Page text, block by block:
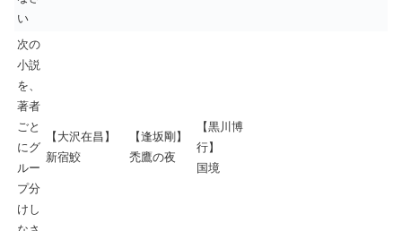
い
次の
小説
を、
著者
ごと
にグ
ルー
プ分
けし
【大沢在昌】
新宿鮫
【逢坂剛】
禿鷹の夜
【黒川博
行】
国境